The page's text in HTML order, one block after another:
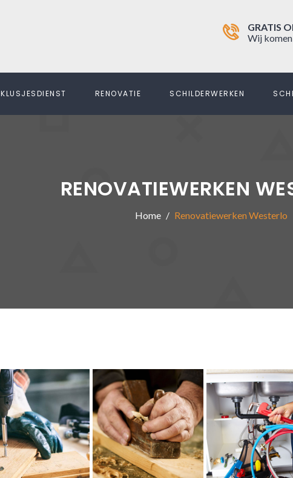
GRATIS
Wij
KLUSJESDIENST RENOVATIE SCHILDERWERKEN
RENOVATIEWERKEN
Home Renovatiewerken Westerlo